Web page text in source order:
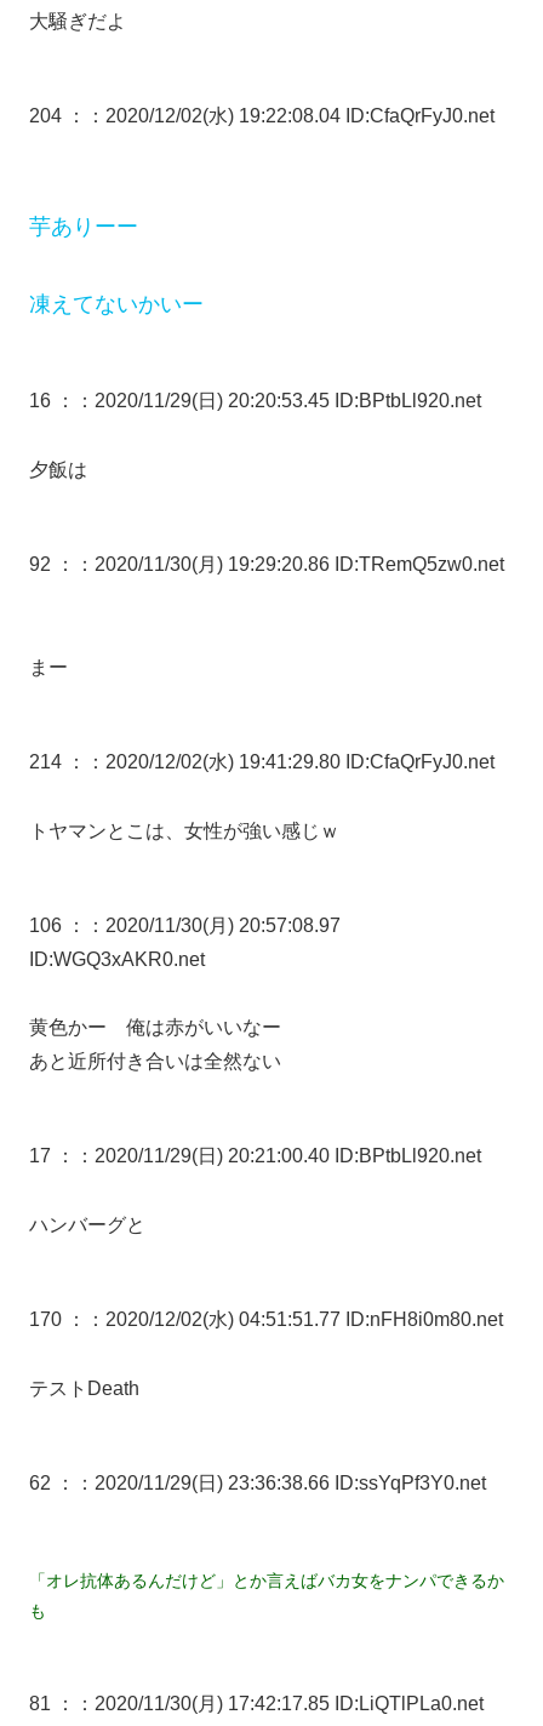
大騒ぎだよ
204 ： ：2020/12/02(水) 19:22:08.04 ID:CfaQrFyJ0.net
芋ありーー
凍えてないかいー
16 ： ：2020/11/29(日) 20:20:53.45 ID:BPtbLl920.net
夕飯は
92 ： ：2020/11/30(月) 19:29:20.86 ID:TRemQ5zw0.net
まー
214 ： ：2020/12/02(水) 19:41:29.80 ID:CfaQrFyJ0.net
トヤマンとこは、女性が強い感じｗ
106 ：
：2020/11/30(月) 20:57:08.97
ID:WGQ3xAKR0.net
黄色かー 俺は赤がいいなー
あと近所付き合いは全然ない
17 ： ：2020/11/29(日) 20:21:00.40 ID:BPtbLl920.net
ハンバーグと
170 ： ：2020/12/02(水) 04:51:51.77 ID:nFH8i0m80.net
テストDeath
62 ： ：2020/11/29(日) 23:36:38.66 ID:ssYqPf3Y0.net
「オレ抗体あるんだけど」とか言えばバカ女をナンパできるか
も
81 ： ：2020/11/30(月) 17:42:17.85 ID:LiQTlPLa0.net